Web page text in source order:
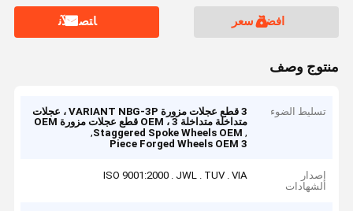
افضل سعر ﺎﺘﺼﻟ ﺍﻶﻧ
منتوج وصف
تسليط الضوء
3 قطع عجلات مزورة VARIANT NBG-3P ، عجلات
متداخلة متداخلة OEM ، 3 قطع عجلات مزورة OEM
,
Staggered Spoke Wheels OEM
,
3 Piece Forged Wheels OEM
إصدار
الشهادات
ISO 9001:2000 . JWL . TUV . VIA